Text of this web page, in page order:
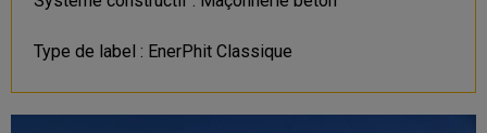
Type de label : EnerPhit Classique